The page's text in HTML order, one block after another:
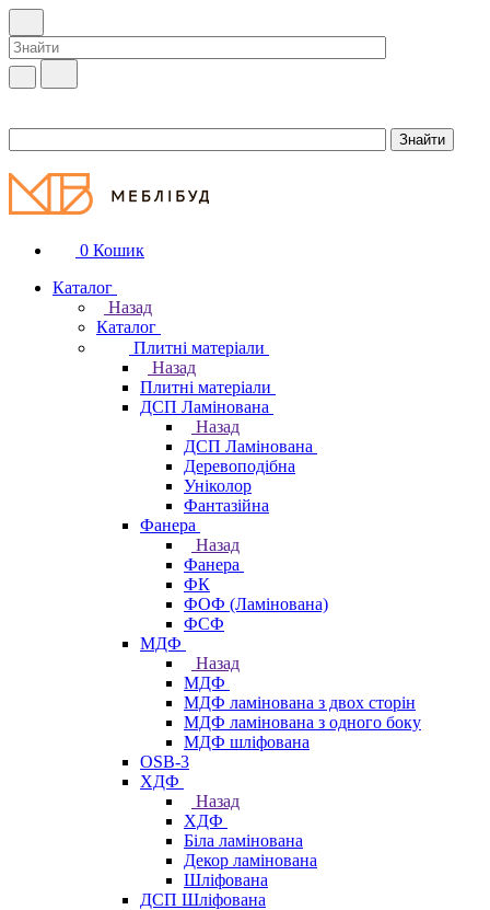
0 Кошик
Каталог
Назад
Каталог
Плитні матеріали
Назад
Плитні матеріали
ДСП Ламінована
Назад
ДСП Ламінована
Деревоподібна
Уніколор
Фантазійна
Фанера
Назад
Фанера
ФК
ФОФ (Ламінована)
ФСФ
МДФ
Назад
МДФ
МДФ ламінована з двох сторін
МДФ ламінована з одного боку
МДФ шліфована
OSB-3
ХДФ
Назад
ХДФ
Біла ламінована
Декор ламінована
Шліфована
ДСП Шліфована